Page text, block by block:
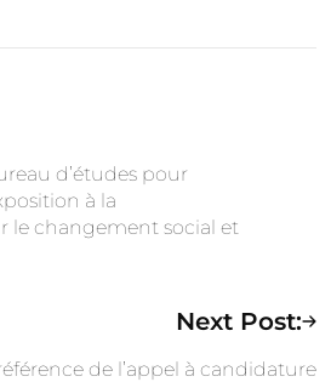
d’études pour
à la
changement social et
Next Post:
de l’appel à candidature